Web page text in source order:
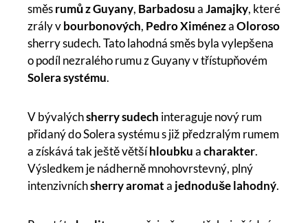
směsrumů z Guyany, BarbadosuaJamajky, které
zrály vbourbonových, Pedro XiménezaOloroso
sherry sudech. Tato lahodná směs byla vylepšena
o podíl nezralého rumu z Guyany v třístupňovém
Solera systému.
V bývalýchsherry sudech interaguje nový rum
přidaný do Solera systému s již předzralým rumem
a získává tak ještě většíhloubkuacharakter.
Výsledkem je nádherně mnohovrstevný, plný
intenzivníchsherry aromata jednodušelahodný.